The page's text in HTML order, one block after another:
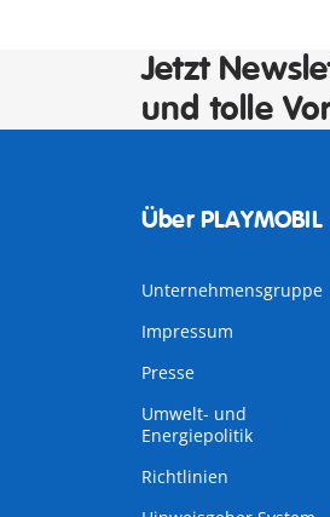
Jetzt
und tolle
Über PLAYMOBIL
Unternehmensgruppe
Impressum
Presse
Umwelt- und
Energiepolitik
Richtlinien